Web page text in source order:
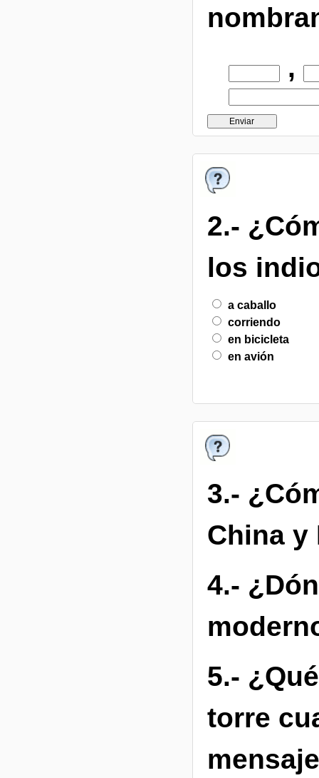
,
2.-
los
a caballo
corriendo
en bicicleta
en avión
3.-
China
4.-
5.-
torre